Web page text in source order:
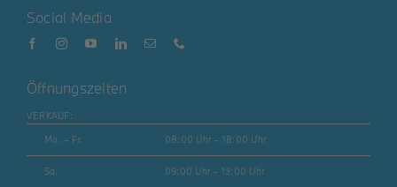
Social Media
Öffnungszeiten
VERKAUF:
Mo. – Fr.
08:00 Uhr – 18:00 Uhr
Sa. 09:00 Uhr – 13:00 Uhr